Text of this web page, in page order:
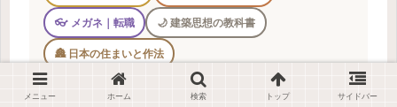
👓 メガネ｜転職 🌙 建築思想の教科書
🏯 日本の住まいと作法
教科書ライブラリを開く →
メニュー ホーム 検索 トップ サイドバー